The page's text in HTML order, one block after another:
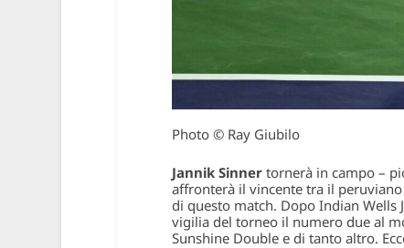
Photo © Ray Giubilo
Jannik Sinner tornerà in campo –
affronterà il vincente tra il
di questo match. Dopo Indian Wells
vigilia del torneo il numero due al
Sunshine Double e di tanto altro.